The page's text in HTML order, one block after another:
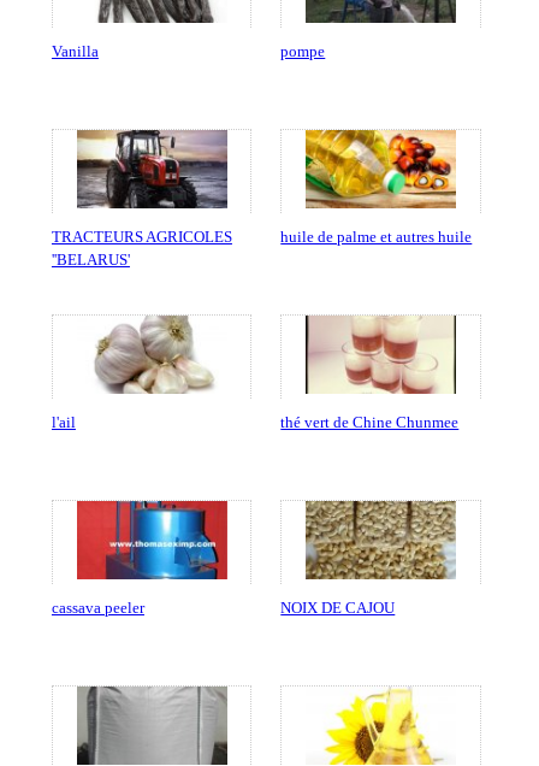
Vanilla pompe
TRACTEURS AGRICOLES
''BELARUS'
huile de palme et autres huile
l'ail thé vert de Chine Chunmee
cassava peeler NOIX DE CAJOU